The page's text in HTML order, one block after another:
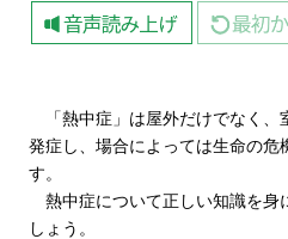
「熱中症」は屋外だけでなく、
発症し、場合によっては生命の危
す。
熱中症について正しい知識を身
しょう。